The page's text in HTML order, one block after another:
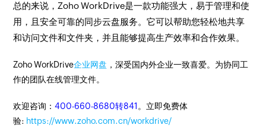
总的来说，Zoho WorkDrive是一款功能强大，易于管理和使
用，且安全可靠的同步云盘服务。它可以帮助您轻松地共享
和访问文件和文件夹，并且能够提高生产效率和合作效果。
Zoho WorkDrive企业网盘 ，深受国内外企业一致喜爱。为协同工
作的团队在线管理文件。
欢迎咨询：400-660-8680转841 。立即免费体
验: https://www.zoho.com.cn/workdrive/